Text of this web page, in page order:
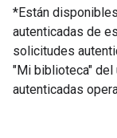
*Están
autenticadas de
solicitudes
"Mi biblioteca"
autenticadas